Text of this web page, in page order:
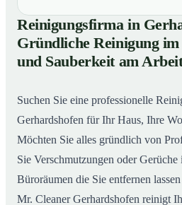
01Reinigungsfirma in
Reinigung im Privathaushalt
Arbeitsplatz
02So arbeitet eine
Reinigungsfirma in
Gründliche Reinigung
und Sauberkeit am
Suchen Sie eine professionelle
Gerhardshofen für Ihr Haus, Ihre
Möchten Sie alles gründlich von
Sie Verschmutzungen oder
Büroräumen die Sie entfernen
Mr. Cleaner Gerhardshofen reinigt